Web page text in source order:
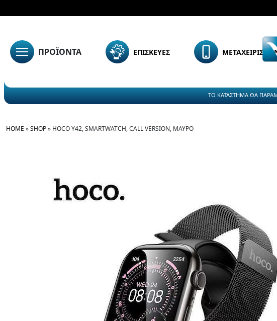
ΠΡΟΪΟΝΤΑ ΕΠΙΣΚΕΥΕΣ
ΤΟ ΚΑΤΑΣΤΗΜΑ ΘΑ
HOME »SHOP» HOCO Y42, SMARTWATCH, CALL VERSION, ΜΑΥΡΟ